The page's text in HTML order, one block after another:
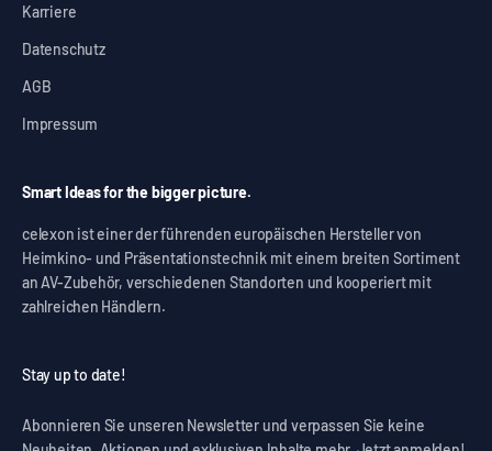
Karriere
Datenschutz
AGB
Impressum
Smart Ideas for the bigger picture.
celexon ist einer der führenden europäischen Hersteller von
Heimkino- und Präsentationstechnik mit einem breiten Sortiment
an AV-Zubehör, verschiedenen Standorten und kooperiert mit
zahlreichen Händlern.
Stay up to date!
Abonnieren Sie unseren Newsletter und verpassen Sie keine